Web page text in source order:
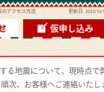
のアクセス方法 更新日: 2023/10/
仮申し込み
る地震について。現時点
次、お客様へご連絡いたし